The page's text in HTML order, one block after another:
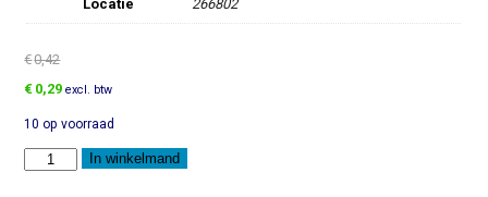
Locatie 266802
€0,42
Oorspronkelijke
was:
€0,42.
€ 0,29Huidige
is:
€0,29.
excl. btw
10 op voorraad
Schroef
aantal
In winkelmand